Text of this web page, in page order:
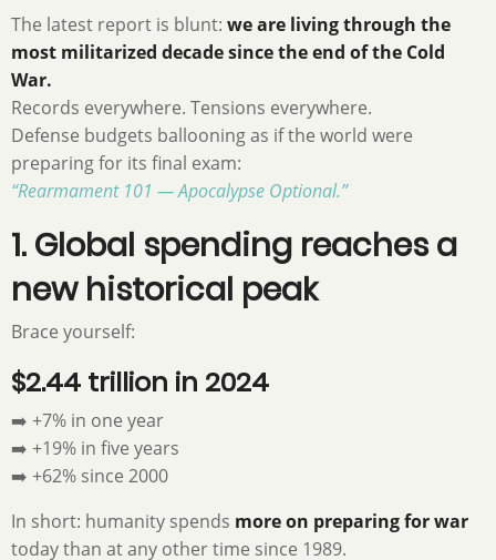
The latest report is blunt: we are living through the
most militarized decade since the end of the Cold
War.
Records everywhere. Tensions everywhere.
Defense budgets ballooning as if the world were
preparing for its final exam:
“Rearmament 101 — Apocalypse Optional.”
1. Global spending reaches a
new historical peak
Brace yourself:
$2.44 trillion in 2024
➡️ +7% in one year
➡️ +19% in five years
➡️ +62% since 2000
In short: humanity spends more on preparing for war
today than at any other time since 1989.